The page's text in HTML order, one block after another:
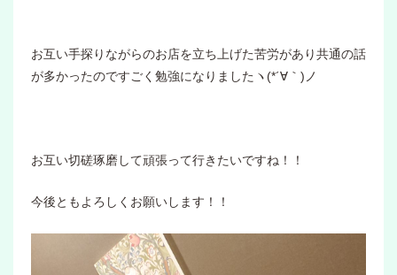
お互い手探りながらのお店を立ち上げた苦労があり共通の話
が多かったのですごく勉強になりましたヽ(*´∀｀)ノ
お互い切磋琢磨して頑張って行きたいですね！！
今後ともよろしくお願いします！！